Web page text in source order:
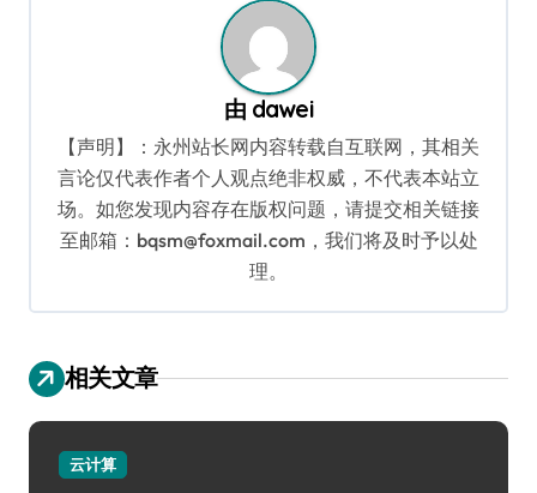
由 dawei
【声明】：永州站长网内容转载自互联网，其相关
言论仅代表作者个人观点绝非权威，不代表本站立
场。如您发现内容存在版权问题，请提交相关链接
至邮箱：bqsm@foxmail.com，我们将及时予以处
理。
相关文章
云计算